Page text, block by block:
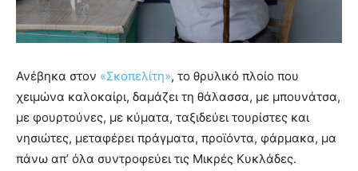
Ανέβηκα στον «Σκοπελίτη», το θρυλικό πλοίο που
χειμώνα καλοκαίρι, δαμάζει τη θάλασσα, με μπουνάτσα,
με φουρτούνες, με κύματα, ταξιδεύει τουρίστες και
νησιώτες, μεταφέρει πράγματα, προϊόντα, φάρμακα, μα
πάνω απ’ όλα συντροφεύει τις Μικρές Κυκλάδες.